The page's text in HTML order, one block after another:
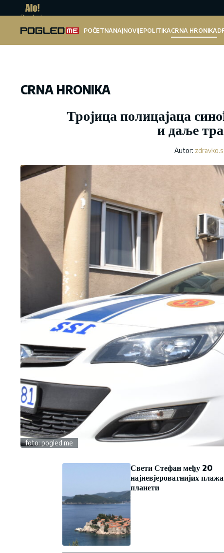
Pogled.me
POČETNANAJNOVIJEPOLITIKACRNA HRONIKA
CRNA HRONIKA
Тројица полицајаца
и даље
Autor: zdravko.s
foto: pogled.me
Свети Стефан међу 20
најневјероватнијих
планети